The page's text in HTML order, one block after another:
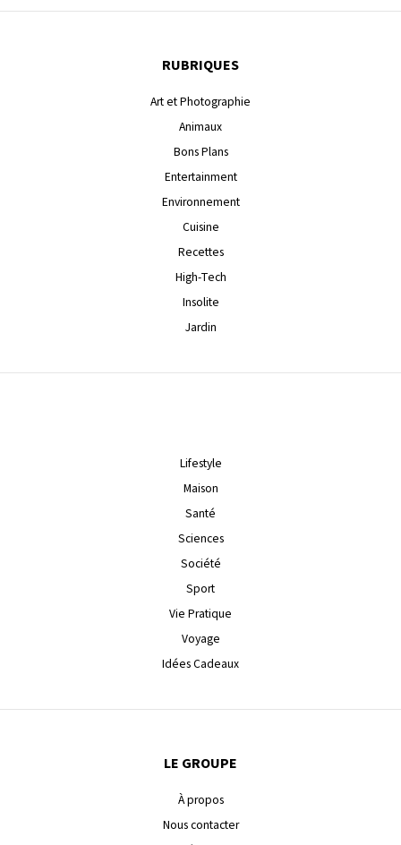
RUBRIQUES
Art et Photographie
Animaux
Bons Plans
Entertainment
Environnement
Cuisine
Recettes
High-Tech
Insolite
Jardin
Lifestyle
Maison
Santé
Sciences
Société
Sport
Vie Pratique
Voyage
Idées Cadeaux
LE GROUPE
À propos
Nous contacter